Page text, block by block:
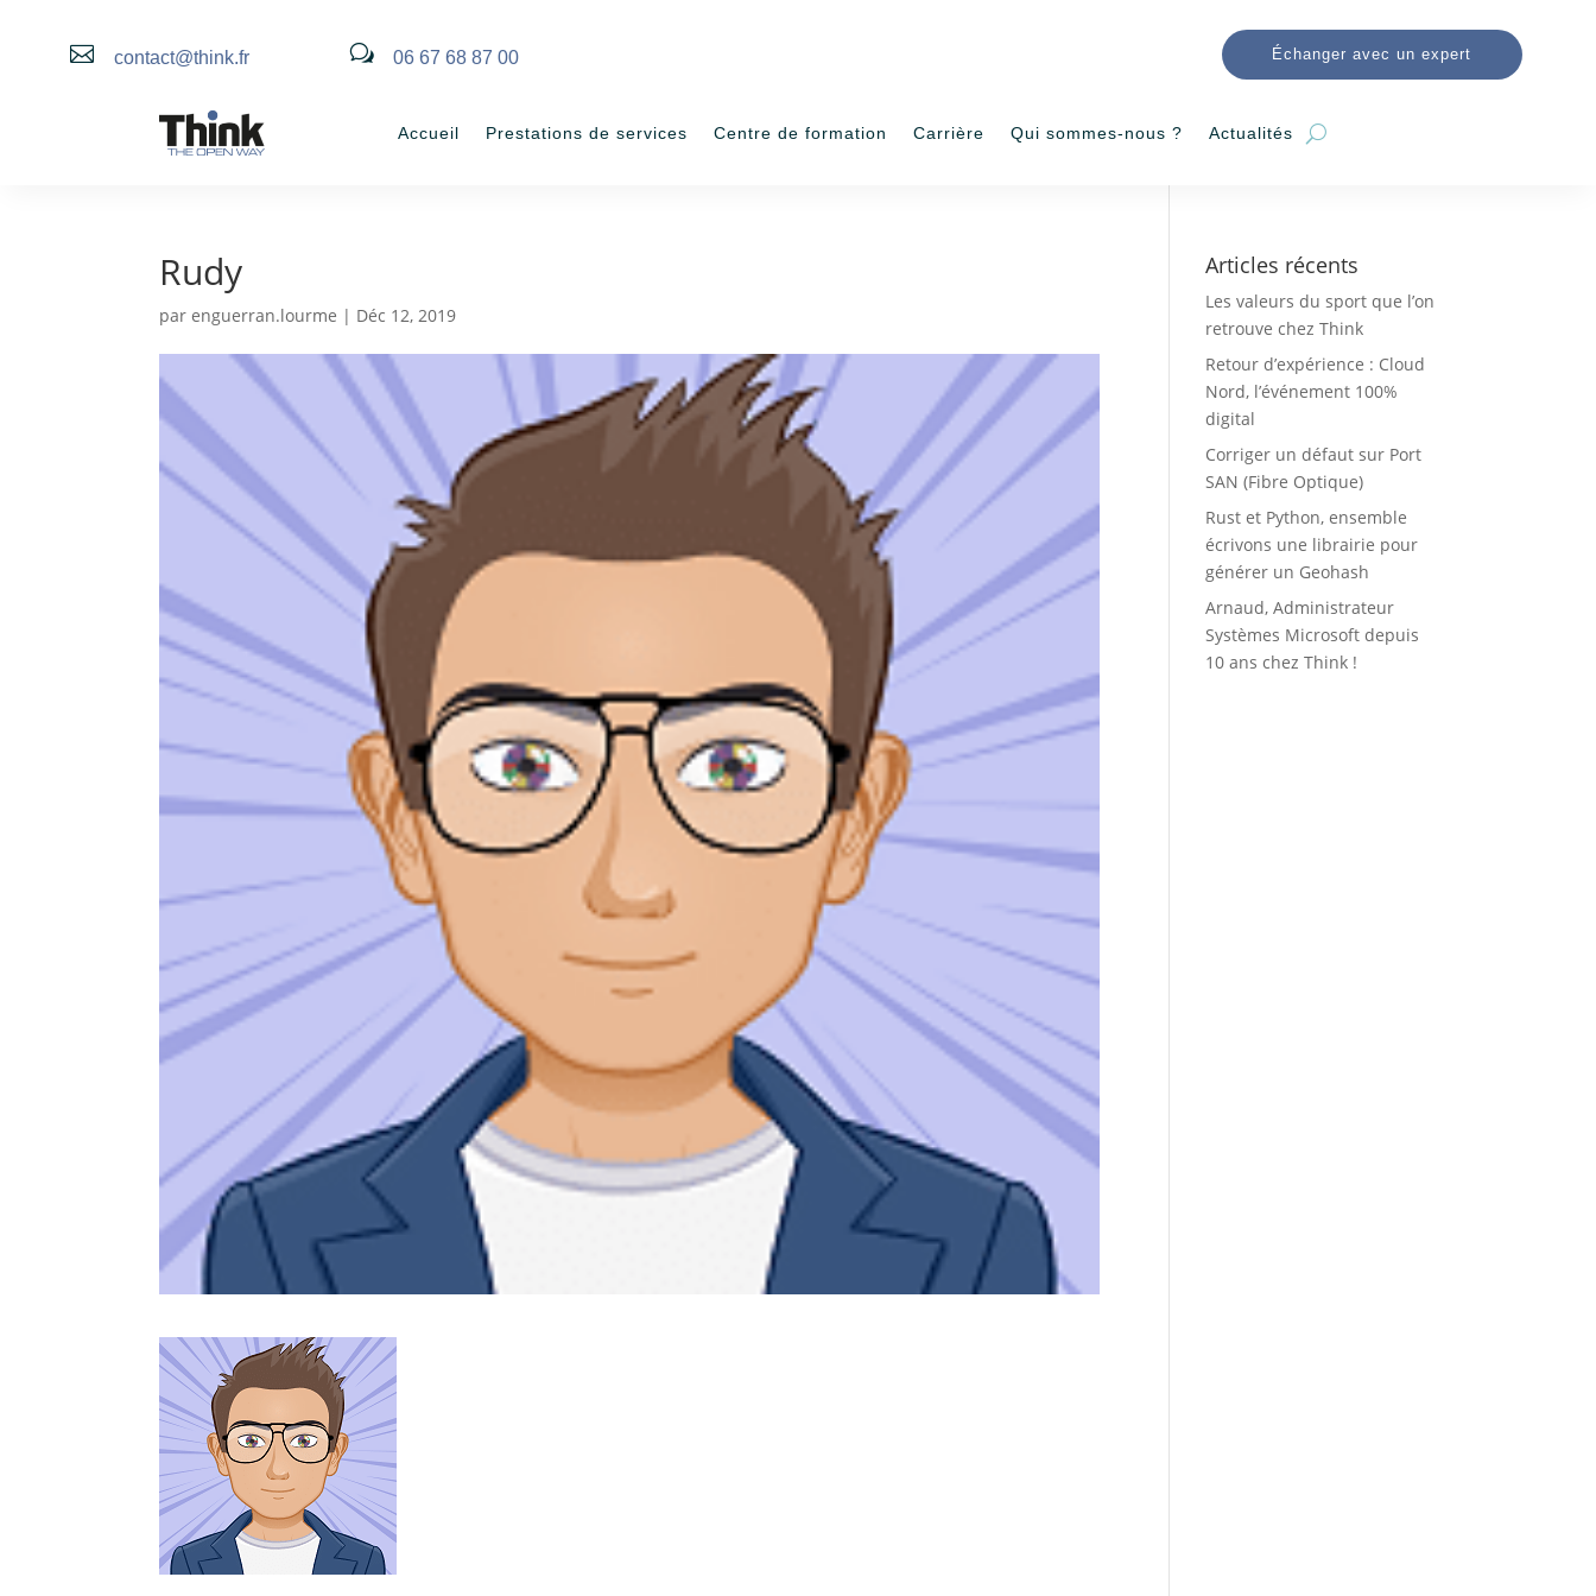
 contact@think.fr w 06 67 68 87 00 Échanger avec un expert
Accueil Prestations de services Centre de formation Carrière Qui sommes-nous ? Actualités
Rudy
parenguerran.lourme | Déc 12, 2019
Articles récents
Les valeurs du sport que l’on
retrouve chez Think
Retour d’expérience : Cloud
Nord, l’événement 100%
digital
Corriger un défaut sur Port
SAN (Fibre Optique)
Rust et Python, ensemble
écrivons une librairie pour
générer un Geohash
Arnaud, Administrateur
Systèmes Microsoft depuis
10 ans chez Think !